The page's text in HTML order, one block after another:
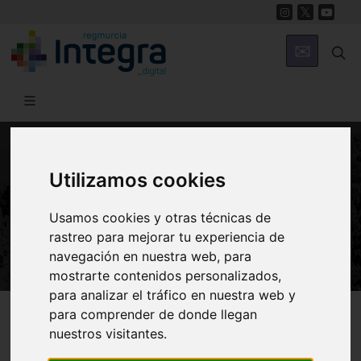
Utilizamos cookies
Usamos cookies y otras técnicas de
rastreo para mejorar tu experiencia de
navegación en nuestra web, para
mostrarte contenidos personalizados,
para analizar el tráfico en nuestra web y
para comprender de donde llegan
nuestros visitantes.
NATURALEZA
subsp. badia [Cupressaceae]
Región de Murcia Digital Naturaleza En Clave Ambiental